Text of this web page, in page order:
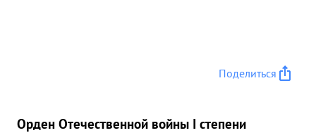
Поделиться
Орден Отечественной войны I степени